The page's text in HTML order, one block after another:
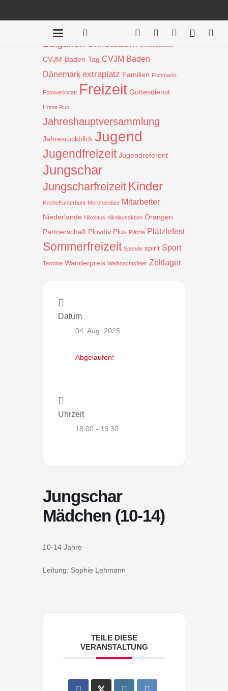
Aktion Badentreff Bauprojekt
Bulgarien Christbaum Christmasbox
CVJM-Baden-Tag CVJM Baden
Dänemark extraplatz Familien Flohmarkt
Fotowerkstatt Freizeit Gottesdienst
Home Run
Jahreshauptversammlung
Jahresrückblick Jugend
Jugendfreizeit Jugendreferent
Jungschar
Jungscharfreizeit Kinder
KircheKunterbunt Merchandise Mitarbeiter
Niederlande Nikolaus nikolausaktion Orangen
Partnerschaft Plovdiv Plus Plätzle Plätzlefest
Sommerfreizeit Spende spirit Sport
Termine Wanderpreis Weihnachtsfeier Zeltlager
Datum
04. Aug. 2025
Abgelaufen!
Uhrzeit
18:00 - 19:30
Jungschar
Mädchen (10-14)
10-14 Jahre
Leitung: Sophie Lehmann
TEILE DIESE
VERANSTALTUNG